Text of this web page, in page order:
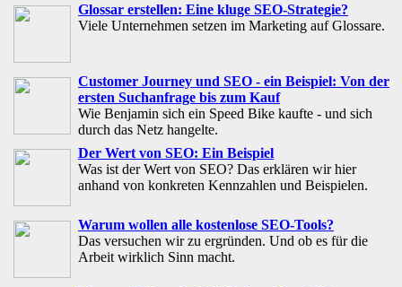
Glossar erstellen: Eine kluge SEO-Strategie?
Viele Unternehmen setzen im Marketing auf Glossare.
Customer Journey und SEO - ein Beispiel: Von der
ersten Suchanfrage bis zum Kauf
Wie Benjamin sich ein Speed Bike kaufte - und sich
durch das Netz hangelte.
Der Wert von SEO: Ein Beispiel
Was ist der Wert von SEO? Das erklären wir hier
anhand von konkreten Kennzahlen und Beispielen.
Warum wollen alle kostenlose SEO-Tools?
Das versuchen wir zu ergründen. Und ob es für die
Arbeit wirklich Sinn macht.